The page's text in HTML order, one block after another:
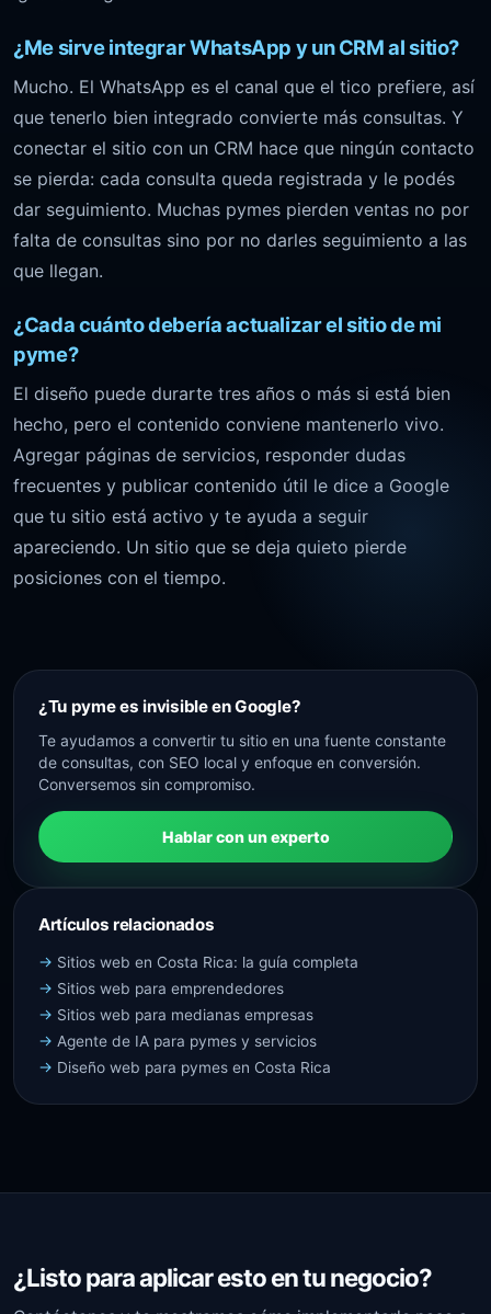
¿Me sirve integrar WhatsApp y un CRM al sitio?
Mucho. El WhatsApp es el canal que el tico prefiere, así
que tenerlo bien integrado convierte más consultas. Y
conectar el sitio con un CRM hace que ningún contacto
se pierda: cada consulta queda registrada y le podés
dar seguimiento. Muchas pymes pierden ventas no por
falta de consultas sino por no darles seguimiento a las
que llegan.
¿Cada cuánto debería actualizar el sitio de mi
pyme?
El diseño puede durarte tres años o más si está bien
hecho, pero el contenido conviene mantenerlo vivo.
Agregar páginas de servicios, responder dudas
frecuentes y publicar contenido útil le dice a Google
que tu sitio está activo y te ayuda a seguir
apareciendo. Un sitio que se deja quieto pierde
posiciones con el tiempo.
¿Tu pyme es invisible en Google?
Te ayudamos a convertir tu sitio en una fuente constante
de consultas, con SEO local y enfoque en conversión.
Conversemos sin compromiso.
Hablar con un experto
Artículos relacionados
Sitios web en Costa Rica: la guía completa
Sitios web para emprendedores
Sitios web para medianas empresas
Agente de IA para pymes y servicios
Diseño web para pymes en Costa Rica
¿Listo para aplicar esto en tu negocio?